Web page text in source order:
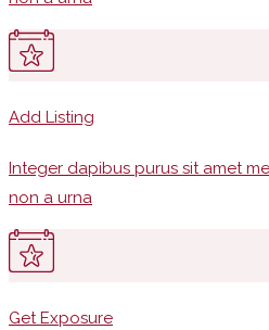
Add Listing
Integer dapibus purus sit amet
non a urna
Get Exposure